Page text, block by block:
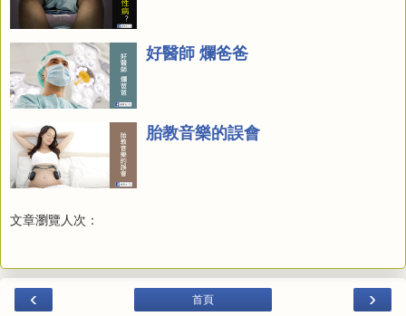
好醫師 爛爸爸
胎教音樂的誤會
文章瀏覽人次：
‹ ›
首頁